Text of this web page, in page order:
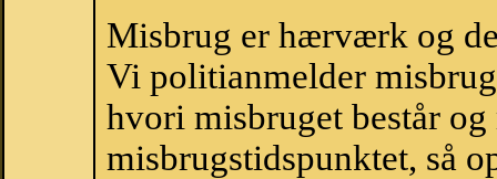
Misbrug er hærværk og
Vi politianmelder
hvori misbruget består
misbrugstidspunktet, så